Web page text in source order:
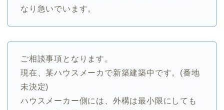
なり急いでいます。
ご相談事項となります。
現在、某ハウスメーカで新築建築中です。(番地
未決定)
ハウスメーカー側には、外構は最小限にしても